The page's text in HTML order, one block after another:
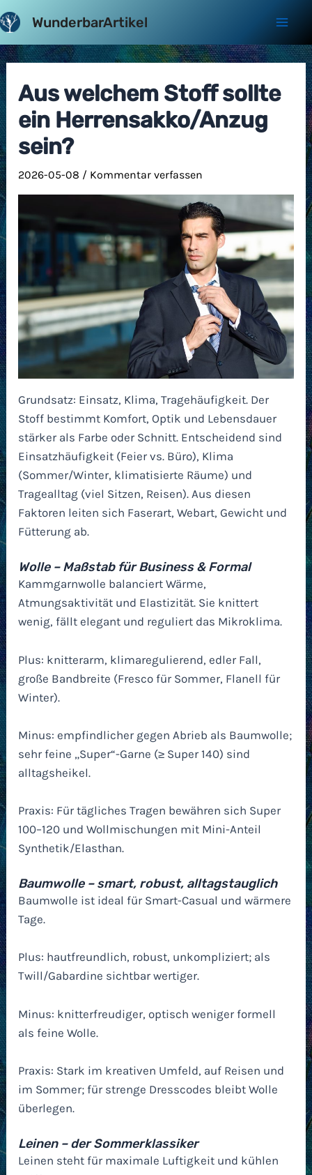
Zum
Inhalt
springen
WunderbarArtikel
Aus welchem Stoff sollte
ein Herrensakko/Anzug
sein?
2026-05-08 / Kommentar verfassen
Grundsatz: Einsatz, Klima, Tragehäufigkeit. Der
Stoff bestimmt Komfort, Optik und Lebensdauer
stärker als Farbe oder Schnitt. Entscheidend sind
Einsatzhäufigkeit (Feier vs. Büro), Klima
(Sommer/Winter, klimatisierte Räume) und
Tragealltag (viel Sitzen, Reisen). Aus diesen
Faktoren leiten sich Faserart, Webart, Gewicht und
Fütterung ab.
Wolle – Maßstab für Business & Formal
Kammgarnwolle balanciert Wärme,
Atmungsaktivität und Elastizität. Sie knittert
wenig, fällt elegant und reguliert das Mikroklima.
Plus: knitterarm, klimaregulierend, edler Fall,
große Bandbreite (Fresco für Sommer, Flanell für
Winter).
Minus: empfindlicher gegen Abrieb als Baumwolle;
sehr feine „Super“-Garne (≥ Super 140) sind
alltagsheikel.
Praxis: Für tägliches Tragen bewähren sich Super
100–120 und Wollmischungen mit Mini-Anteil
Synthetik/Elasthan.
Baumwolle – smart, robust, alltagstauglich
Baumwolle ist ideal für Smart-Casual und wärmere
Tage.
Plus: hautfreundlich, robust, unkompliziert; als
Twill/Gabardine sichtbar wertiger.
Minus: knitterfreudiger, optisch weniger formell
als feine Wolle.
Praxis: Stark im kreativen Umfeld, auf Reisen und
im Sommer; für strenge Dresscodes bleibt Wolle
überlegen.
Leinen – der Sommerklassiker
Leinen steht für maximale Luftigkeit und kühlen